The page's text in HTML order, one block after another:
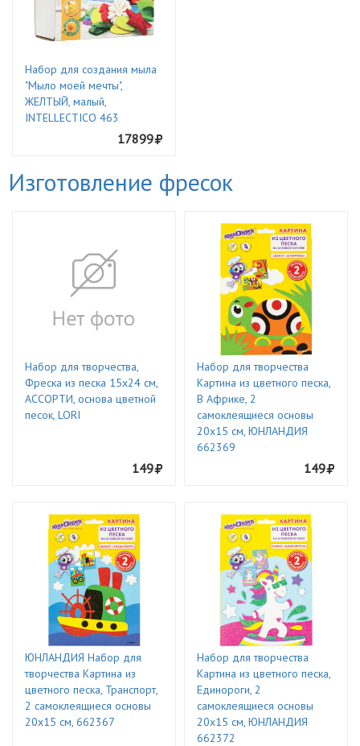
Набор для создания мыла
"Мыло моей мечты",
ЖЕЛТЫЙ, малый,
INTELLECTICO 463
17899
Изготовление фресок
Набор для творчества,
Фреска из песка 15х24 см,
АССОРТИ, основа цветной
песок, LORI
149
Набор для творчества
Картина из цветного песка,
В Африке, 2
самоклеящиеся основы
20х15 см, ЮНЛАНДИЯ
662369
149
ЮНЛАНДИЯ Набор для
творчества Картина из
цветного песка, Транспорт,
2 самоклеящиеся основы
20х15 см, 662367
Набор для творчества
Картина из цветного песка,
Единороги, 2
самоклеящиеся основы
20х15 см, ЮНЛАНДИЯ
662372